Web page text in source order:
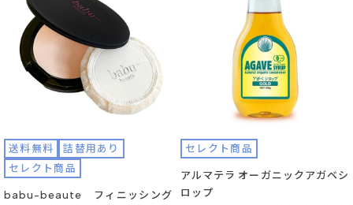
送料無料
詰替用あり
セレクト商品
babu-beaute フィニッシング
セレクト商品
アルマテラ オーガニックアガベシ
ロップ